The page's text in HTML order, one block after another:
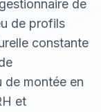
de
de profils
constante
de montée en
et